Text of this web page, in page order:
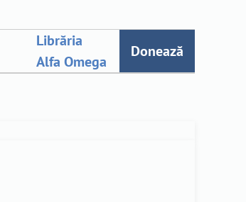
Librăria
Alfa Omega
Donează